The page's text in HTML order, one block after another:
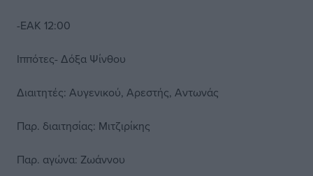
-ΕΑΚ 12:00
Ιππότες- Δόξα Ψίνθου
Διαιτητές: Αυγενικού, Αρεστής, Αντωνάς
Παρ. διαιτησίας: Μιτζιρίκης
Παρ. αγώνα: Ζωάννου